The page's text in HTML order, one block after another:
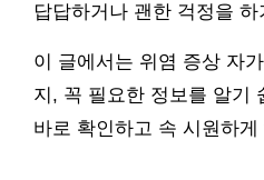
답답하거나 괜한 걱정을
이 글에서는 위염 증상 자
지, 꼭 필요한 정보를 알기
바로 확인하고 속 시원하게